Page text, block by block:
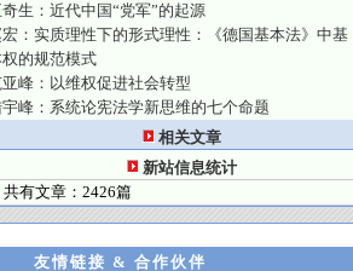
奇生：近代中国“党军”的起源
宏：实质理性下的形式理性：《德国基本法》中基
的规范模式
峰：以维权促进社会转型
宇峰：系统论宪法学新思维的七个命题
相关文章
新站信息统计
共有文章：2426篇
友情链接 & 合作伙伴